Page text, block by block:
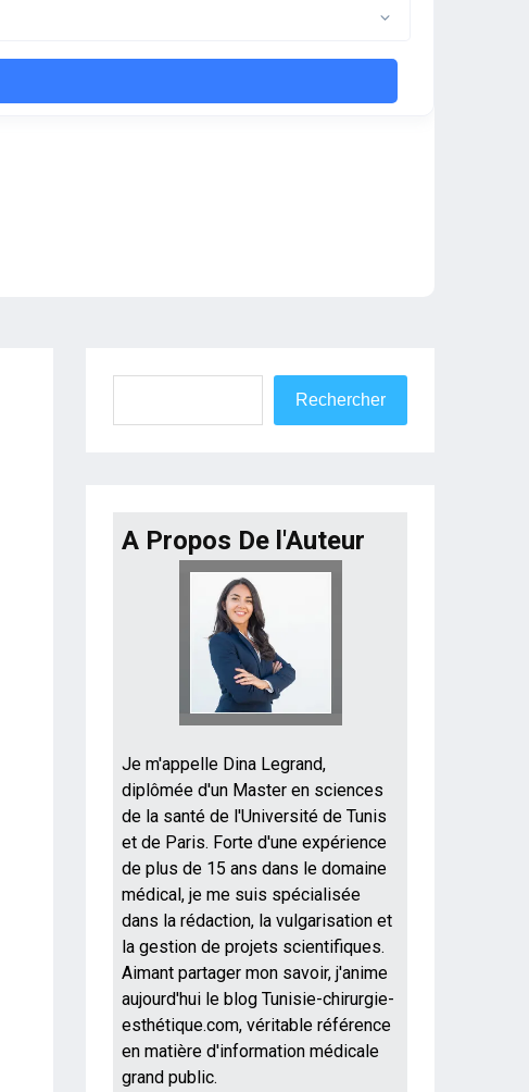
Rechercher
A Propos De l'Auteur
Je m'appelle Dina Legrand,
diplômée d'un Master en sciences
de la santé de l'Université de Tunis
et de Paris. Forte d'une expérience
de plus de 15 ans dans le domaine
médical, je me suis spécialisée
dans la rédaction, la vulgarisation et
la gestion de projets scientifiques.
Aimant partager mon savoir, j'anime
aujourd'hui le blog Tunisie-chirurgie-
esthétique.com, véritable référence
en matière d'information médicale
grand public.